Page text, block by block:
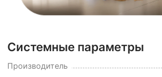
Системные параметры
Производитель